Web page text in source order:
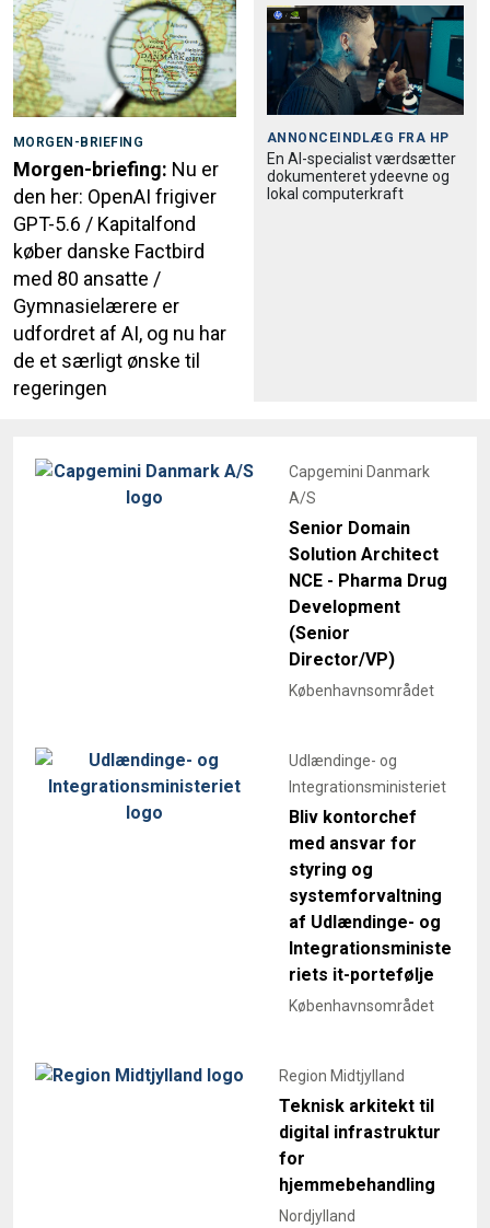
MORGEN-BRIEFING
Morgen-briefing: Nu er
den her: OpenAI frigiver
GPT-5.6 / Kapitalfond
køber danske Factbird
med 80 ansatte /
Gymnasielærere er
udfordret af AI, og nu har
de et særligt ønske til
regeringen
ANNONCEINDLÆG FRA HP
En AI-specialist værdsætter
dokumenteret ydeevne og
lokal computerkraft
Capgemini Danmark
A/S
Senior Domain
Solution Architect
NCE - Pharma Drug
Development
(Senior
Director/VP)
Københavnsområdet
Udlændinge- og
Integrationsministeriet
Bliv kontorchef
med ansvar for
styring og
systemforvaltning
af Udlændinge- og
Integrationsministe
riets it-portefølje
Københavnsområdet
Region Midtjylland
Teknisk arkitekt til
digital infrastruktur
for
hjemmebehandling
Nordjylland